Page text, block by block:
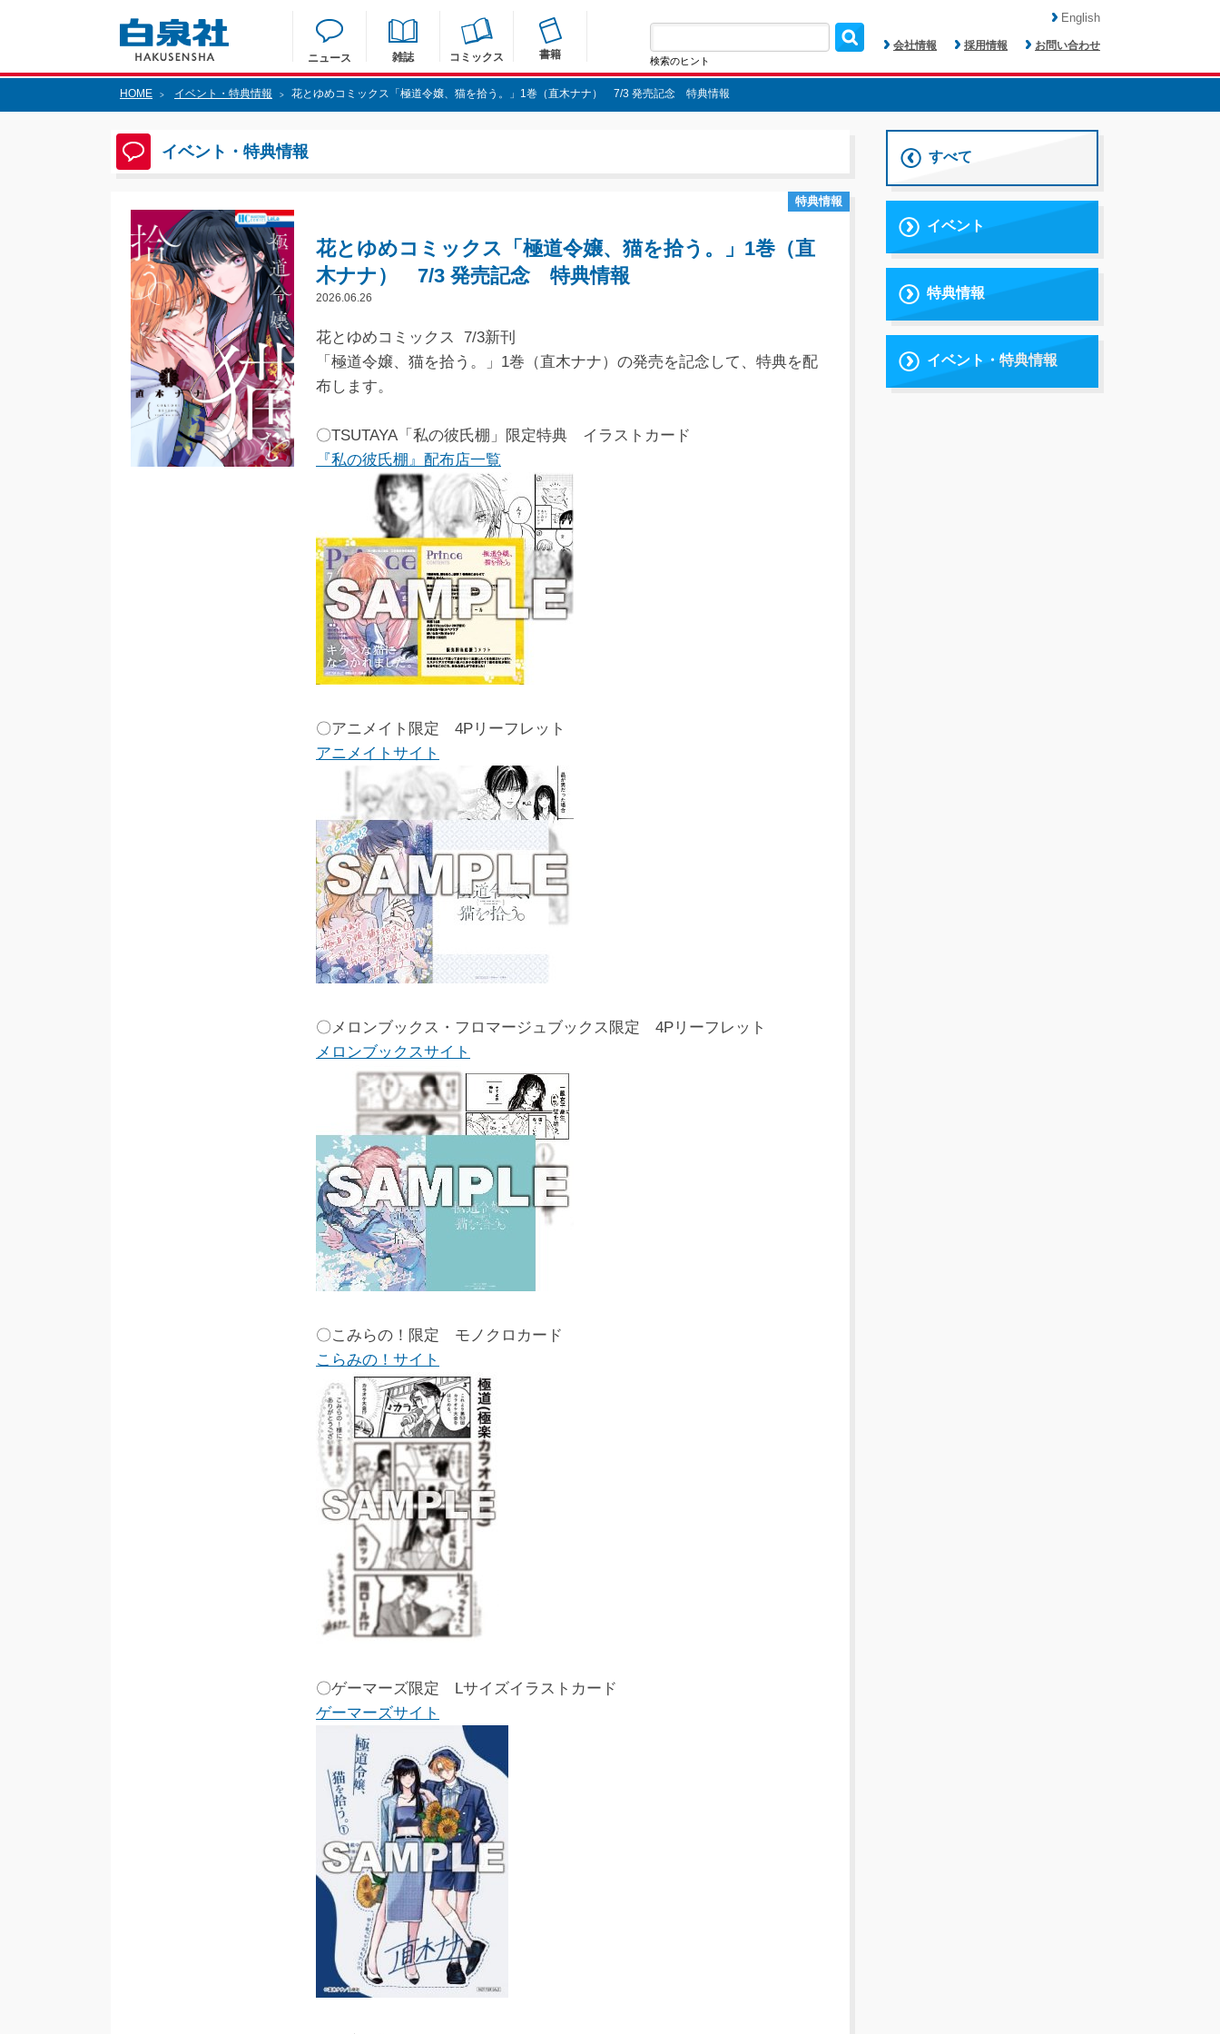
ニュース 雑誌 コミックス 書籍 検索のヒント
会社情報 採用情報 お問い合わせ
English
HOME > イベント・特典情報 > 花とゆめコミックス「極道令嬢、猫を拾う。」1巻（直木ナナ） 7/3 発売記念 特典情報
イベント・特典情報 すべて
イベント
特典情報
イベント・特典情報
特典情報
花とゆめコミックス「極道令嬢、猫を拾う。」1巻（直
木ナナ） 7/3 発売記念 特典情報
2026.06.26
花とゆめコミックス 7/3新刊
「極道令嬢、猫を拾う。」1巻（直木ナナ）の発売を記念して、特典を配
布します。
〇TSUTAYA「私の彼氏棚」限定特典 イラストカード
『私の彼氏棚』配布店一覧
〇アニメイト限定 4Pリーフレット
アニメイトサイト
〇メロンブックス・フロマージュブックス限定 4Pリーフレット
メロンブックスサイト
〇こみらの！限定 モノクロカード
こらみの！サイト
〇ゲーマーズ限定 Lサイズイラストカード
ゲーマーズサイト